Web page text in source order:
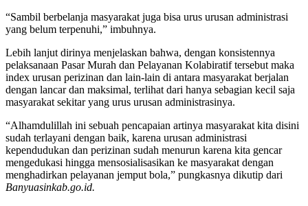
“Sambil berbelanja masyarakat juga bisa urus urusan administrasi
yang belum terpenuhi,” imbuhnya.
Lebih lanjut dirinya menjelaskan bahwa, dengan konsistennya
pelaksanaan Pasar Murah dan Pelayanan Kolabiratif tersebut maka
index urusan perizinan dan lain-lain di antara masyarakat berjalan
dengan lancar dan maksimal, terlihat dari hanya sebagian kecil saja
masyarakat sekitar yang urus urusan administrasinya.
“Alhamdulillah ini sebuah pencapaian artinya masyarakat kita disini
sudah terlayani dengan baik, karena urusan administrasi
kependudukan dan perizinan sudah menurun karena kita gencar
mengedukasi hingga mensosialisasikan ke masyarakat dengan
menghadirkan pelayanan jemput bola,” pungkasnya dikutip dari
Banyuasinkab.go.id.